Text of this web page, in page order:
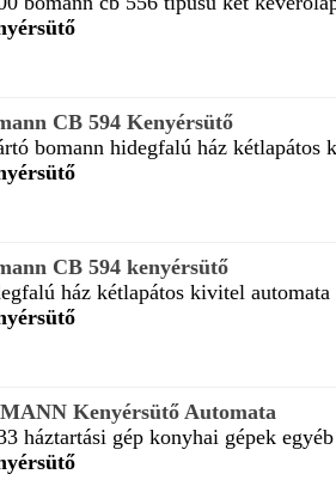
CB 594 Kenyérsütő
bomann hidegfalú ház kétlapátos
CB 594 kenyérsütő
ház kétlapátos kivitel automata
Kenyérsütő Automata
háztartási gép konyhai gépek